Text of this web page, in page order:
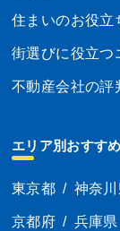
住まいのお役立
街選びに役立つ
不動産会社の評
エリア別おすす
東京都 / 神奈
京都府 / 兵庫県